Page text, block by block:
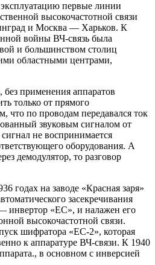
первые линии
высокочастотной связи
и Москва — Харьков. К
войны ВЧ-связь была
и большинством столиц
областными центрами,
применения аппаратов
только от прямого
что по проводам передавался ток
звуковым сигналом от
не воспринимается
оборудования. А
демодулятор, то разговор
годах на заводе «Красная заря»
засекречивания
инвертор «ЕС», и налажен его
высокочастотной связи.
шифратора «ЕС-2», которая
к аппаратуре ВЧ-связи. К 1940
в основном с инверсией